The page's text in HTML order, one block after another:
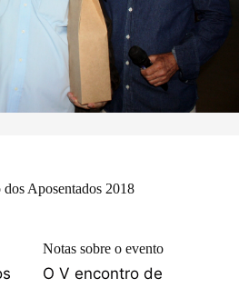
dos Aposentados 2018
Notas sobre o evento
O V encontro de